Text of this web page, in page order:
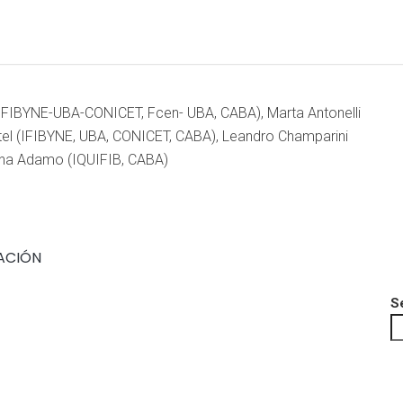
UBA-CONICET, Fcen- UBA, CABA), Marta Antonelli
UBA, CONICET, CABA), Leandro Champarini
Adamo (IQUIFIB, CABA)